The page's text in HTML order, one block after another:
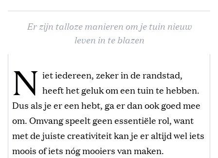
Er zijn talloze manieren om je tuin nieuw
leven in te blazen
N iet iedereen, zeker in de randstad,
heeft het geluk om een tuin te hebben.
Dus als je er een hebt, ga er dan ook goed mee
om. Omvang speelt geen essentiële rol, want
met de juiste creativiteit kan je er altijd wel iets
moois of iets nóg mooiers van maken.